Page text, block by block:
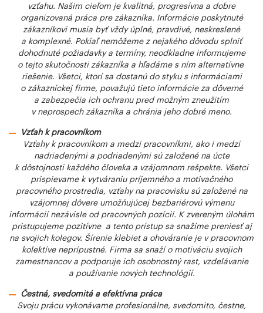
vzťahu. Našim cieľom je kvalitná, progresívna a dobre
organizovaná práca pre zákazníka. Informácie poskytnuté
zákazníkovi musia byť vždy úplné, pravdivé, neskreslené
a komplexné. Pokiaľ nemôžeme z nejakého dôvodu splniť
dohodnuté požiadavky a termíny, neodkladne informujeme
o tejto skutočnosti zákazníka a hľadáme s ním alternatívne
riešenie. Všetci, ktorí sa dostanú do styku s informáciami
o zákazníckej firme, považujú tieto informácie za dôverné
a zabezpečia ich ochranu pred možným zneužitím
v neprospech zákazníka a chránia jeho dobré meno.
Vzťah k pracovníkom
Vzťahy k pracovníkom a medzi pracovníkmi, ako i medzi
nadriadenými a podriadenými sú založené na úcte
k dôstojnosti každého človeka a vzájomnom rešpekte. Všetci
prispievame k vytváraniu príjemného a motivačného
pracovného prostredia, vzťahy na pracovisku sú založené na
vzájomnej dôvere umožňujúcej bezbariérovú výmenu
informácií nezávisle od pracovných pozícií. K zvereným úlohám
pristupujeme pozitívne a tento prístup sa snažíme preniesť aj
na svojich kolegov. Šírenie klebiet a ohováranie je v pracovnom
kolektíve neprípustné. Firma sa snaží o motiváciu svojich
zamestnancov a podporuje ich osobnostný rast, vzdelávanie
a používanie nových technológií.
Čestná, svedomitá a efektívna práca
Svoju prácu vykonávame profesionálne, svedomito, čestne,